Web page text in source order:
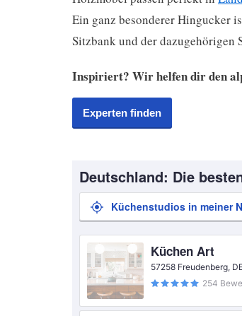
Ein ganz besonderer Hingucker
Sitzbank und der
Inspiriert? Wir helfen dir den
Experten finden
Deutschland: Die
Küchenstudios in meiner
Küchen Art
57258 Freudenberg,
254